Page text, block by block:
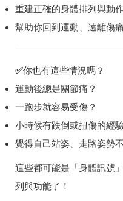
重建正確的身體排列與動
幫助你回到運動、遠離傷痛
✅你也有這些情況嗎？
運動後總是關節痛？
一跑步就容易受傷？
小時候有跌倒或扭傷的經
覺得自己站姿、走路姿勢
這些都可能是「身體訊號
列與功能了！